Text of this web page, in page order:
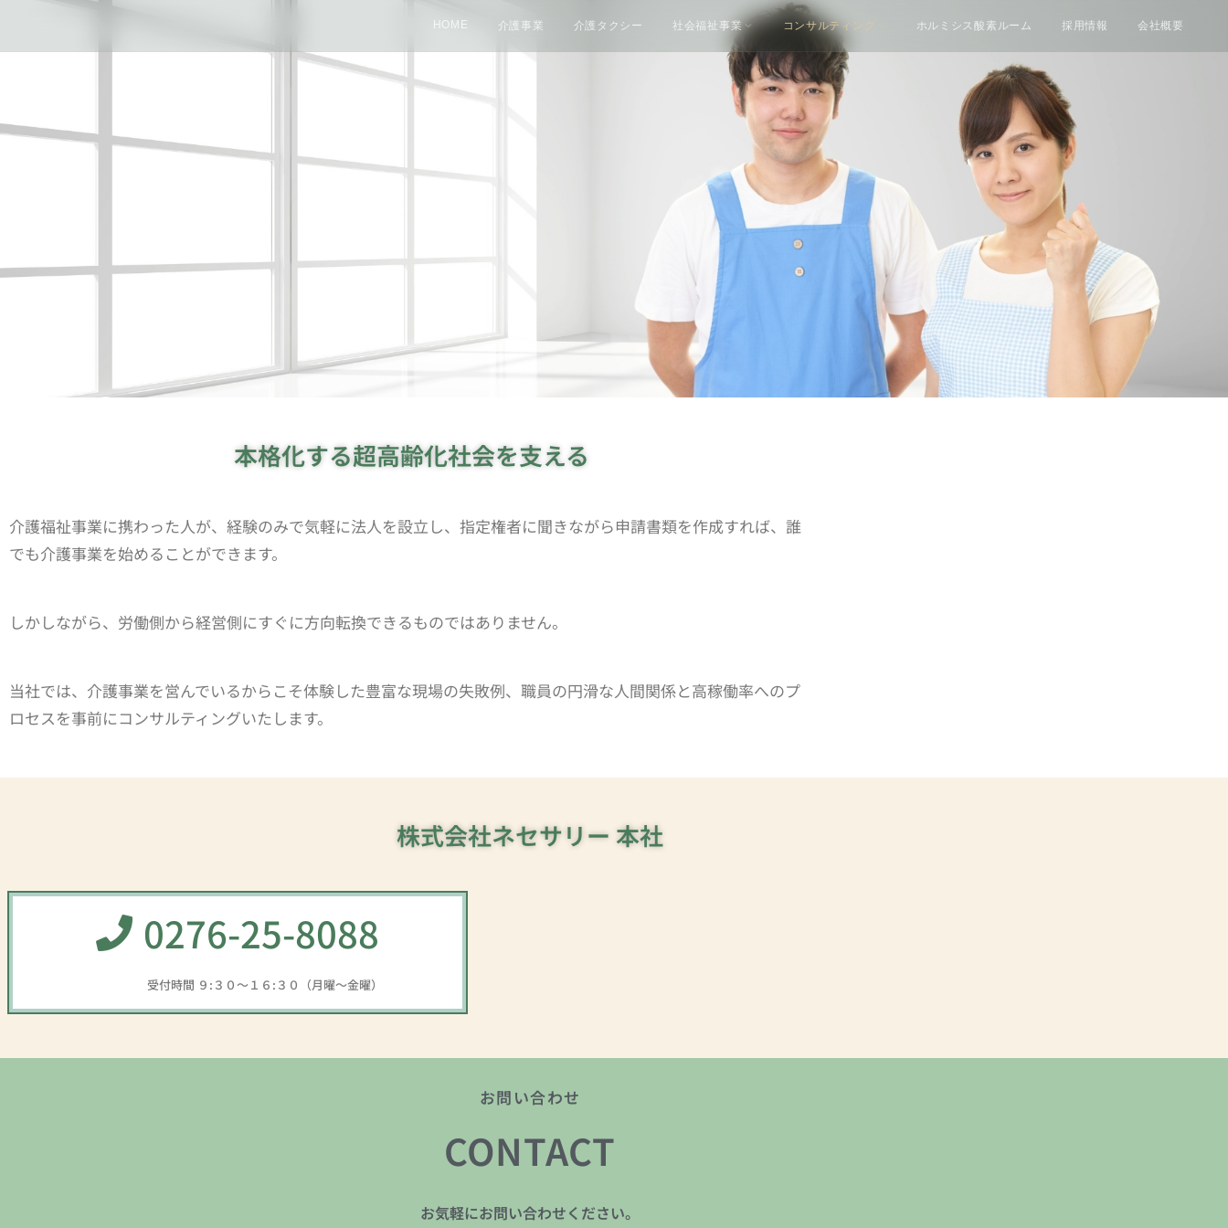
HOME 介護事業 介護タクシー 社会福祉事業 コンサルティング ホルミシス酸素ルーム 採用情報 会社概要
介護施設開所サポート
本格化する超高齢化社会を支える
介護福祉事業に携わった人が、経験のみで気軽に法人を設立し、指定権者に聞きながら申請書類を作成すれば、誰
でも介護事業を始めることができます。
しかしながら、労働側から経営側にすぐに方向転換できるものではありません。
当社では、介護事業を営んでいるからこそ体験した豊富な現場の失敗例、職員の円滑な人間関係と高稼働率へのプ
ロセスを事前にコンサルティングいたします。
株式会社ネセサリー 本社
0276-25-8088
受付時間 ９:３０～１６:３０（月曜～金曜）
お問い合わせ
CONTACT
お気軽にお問い合わせください。